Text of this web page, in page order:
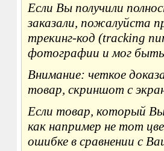
Если Вы получили
заказали, пожалуйста
трекинг-код (tracking
фотографии и мог
Внимание: четкое
товар, скриншот с
Если товар, который Вы
как например не тот
ошибке в сравнении с